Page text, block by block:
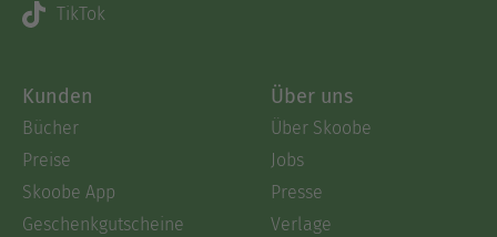
TikTok
Kunden
Bücher
Preise
Skoobe App
Geschenkgutscheine
Über uns
Über Skoobe
Jobs
Presse
Verlage